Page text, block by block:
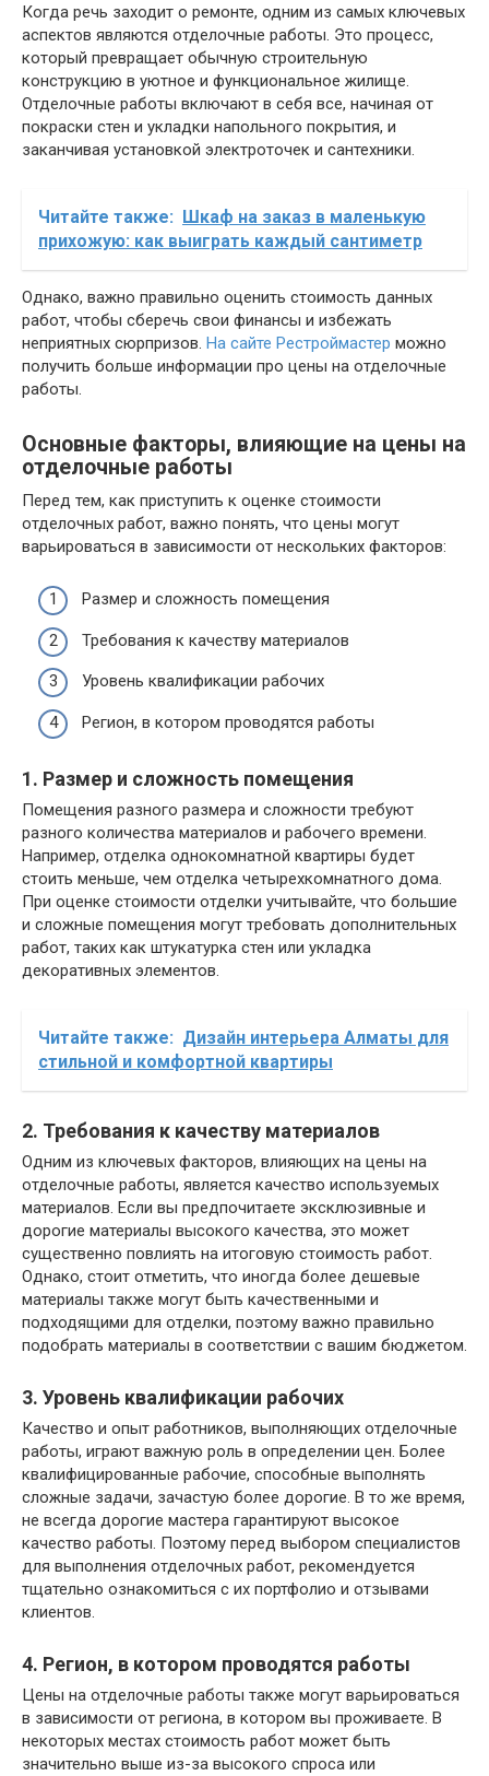
Когда речь заходит о ремонте, одним из самых ключевых
аспектов являются отделочные работы. Это процесс,
который превращает обычную строительную
конструкцию в уютное и функциональное жилище.
Отделочные работы включают в себя все, начиная от
покраски стен и укладки напольного покрытия, и
заканчивая установкой электроточек и сантехники.
Читайте также: Шкаф на заказ в маленькую
прихожую: как выиграть каждый сантиметр
Однако, важно правильно оценить стоимость данных
работ, чтобы сберечь свои финансы и избежать
неприятных сюрпризов. На сайте Рестроймастер можно
получить больше информации про цены на отделочные
работы.
Основные факторы, влияющие на цены на
отделочные работы
Перед тем, как приступить к оценке стоимости
отделочных работ, важно понять, что цены могут
варьироваться в зависимости от нескольких факторов:
Размер и сложность помещения
Требования к качеству материалов
Уровень квалификации рабочих
Регион, в котором проводятся работы
1. Размер и сложность помещения
Помещения разного размера и сложности требуют
разного количества материалов и рабочего времени.
Например, отделка однокомнатной квартиры будет
стоить меньше, чем отделка четырехкомнатного дома.
При оценке стоимости отделки учитывайте, что большие
и сложные помещения могут требовать дополнительных
работ, таких как штукатурка стен или укладка
декоративных элементов.
Читайте также: Дизайн интерьера Алматы для
стильной и комфортной квартиры
2. Требования к качеству материалов
Одним из ключевых факторов, влияющих на цены на
отделочные работы, является качество используемых
материалов. Если вы предпочитаете эксклюзивные и
дорогие материалы высокого качества, это может
существенно повлиять на итоговую стоимость работ.
Однако, стоит отметить, что иногда более дешевые
материалы также могут быть качественными и
подходящими для отделки, поэтому важно правильно
подобрать материалы в соответствии с вашим бюджетом.
3. Уровень квалификации рабочих
Качество и опыт работников, выполняющих отделочные
работы, играют важную роль в определении цен. Более
квалифицированные рабочие, способные выполнять
сложные задачи, зачастую более дорогие. В то же время,
не всегда дорогие мастера гарантируют высокое
качество работы. Поэтому перед выбором специалистов
для выполнения отделочных работ, рекомендуется
тщательно ознакомиться с их портфолио и отзывами
клиентов.
4. Регион, в котором проводятся работы
Цены на отделочные работы также могут варьироваться
в зависимости от региона, в котором вы проживаете. В
некоторых местах стоимость работ может быть
значительно выше из-за высокого спроса или